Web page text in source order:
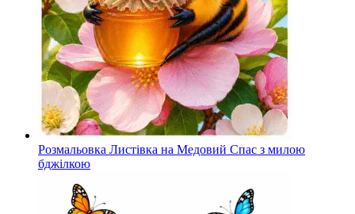
Розмальовка Листівка на Медовий Спас з милою
бджілкою